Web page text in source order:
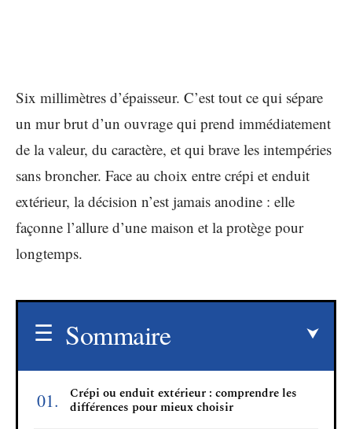
Six millimètres d’épaisseur. C’est tout ce qui sépare
un mur brut d’un ouvrage qui prend immédiatement
de la valeur, du caractère, et qui brave les intempéries
sans broncher. Face au choix entre crépi et enduit
extérieur, la décision n’est jamais anodine : elle
façonne l’allure d’une maison et la protège pour
longtemps.
Sommaire
Crépi ou enduit extérieur : comprendre les
différences pour mieux choisir